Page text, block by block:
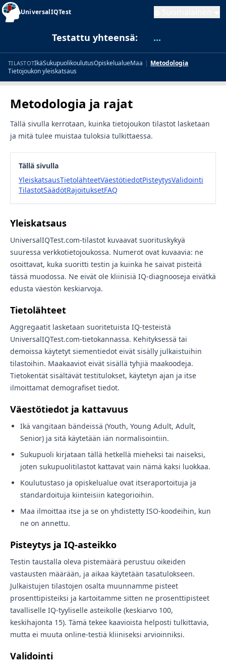
UniversalIQTest
Testattu yhteensä: ...
TILASTOTIkäSukupuolikoulutusOpiskelualueMaa | Metodologia
Tietojoukon yleiskatsaus
Metodologia ja rajat
Tällä sivulla kerrotaan, kuinka tietojoukon tilastot lasketaan
ja mitä tulee muistaa tuloksia tulkittaessa.
Tällä sivulla
YleiskatsausTietolähteetVäestötiedotPisteytysValidointi
TilastotSäädötRajoituksetFAQ
Yleiskatsaus
UniversalIQTest.com-tilastot kuvaavat suorituskykyä
suuressa verkkotietojoukossa. Numerot ovat kuvaavia: ne
osoittavat, kuka suoritti testin ja kuinka he saivat pisteitä
tässä muodossa. Ne eivät ole kliinisiä IQ-diagnooseja eivätkä
edusta väestön keskiarvoja.
Tietolähteet
Aggregaatit lasketaan suoritetuista IQ-testeistä
UniversalIQTest.com-tietokannassa. Kehityksessä tai
demoissa käytetyt siementiedot eivät sisälly julkaistuihin
tilastoihin. Maakaaviot eivät sisällä tyhjiä maakoodeja.
Tietokentät sisältävät testitulokset, käytetyn ajan ja itse
ilmoittamat demografiset tiedot.
Väestötiedot ja kattavuus
Ikä vangitaan bändeissä (Youth, Young Adult, Adult,
Senior) ja sitä käytetään iän normalisointiin.
Sukupuoli kirjataan tällä hetkellä mieheksi tai naiseksi,
joten sukupuolitilastot kattavat vain nämä kaksi luokkaa.
Koulutustaso ja opiskelualue ovat itseraportoituja ja
standardoituja kiinteisiin kategorioihin.
Maa ilmoittaa itse ja se on yhdistetty ISO-koodeihin, kun
ne on annettu.
Pisteytys ja IQ-asteikko
Testin taustalla oleva pistemäärä perustuu oikeiden
vastausten määrään, ja aikaa käytetään tasatulokseen.
Julkaistujen tilastojen osalta muunnamme pisteet
prosenttipisteiksi ja kartoitamme sitten ne prosenttipisteet
tavalliselle IQ-tyyliselle asteikolle (keskiarvo 100,
keskihajonta 15). Tämä tekee kaavioista helposti tulkittavia,
mutta ei muuta online-testiä kliiniseksi arvioinniksi.
Validointi